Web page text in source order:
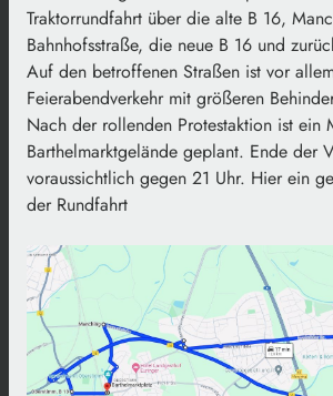
Traktorrundfahrt über die alte B 16,
Bahnhofsstraße, die neue B 16 und
Auf den betroffenen Straßen ist vor
Feierabendverkehr mit größeren
Nach der rollenden Protestaktion ist ein
Barthelmarktgelände geplant. Ende der
voraussichtlich gegen 21 Uhr. Hier ein
der Rundfahrt